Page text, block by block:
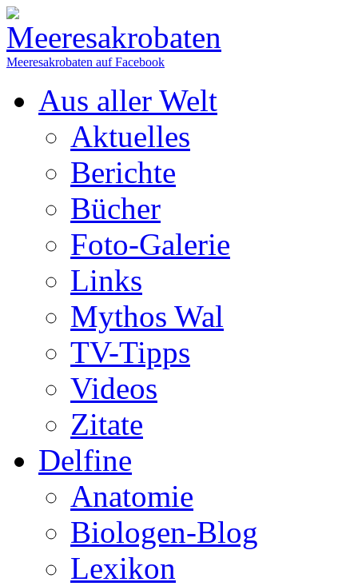
Meeresakrobaten auf Facebook
Aus aller Welt
Aktuelles
Berichte
Bücher
Foto-Galerie
Links
Mythos Wal
TV-Tipps
Videos
Zitate
Delfine
Anatomie
Biologen-Blog
Lexikon